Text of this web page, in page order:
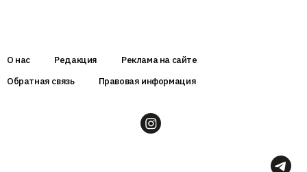
О нас Редакция
Реклама на сайте
Обратная связь
Правовая информация